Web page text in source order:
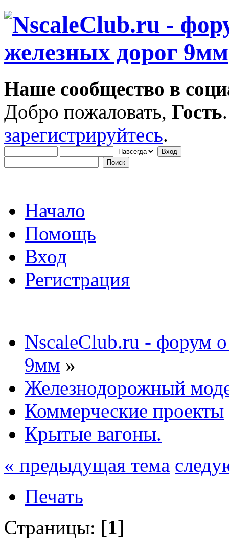
Наше сообщество в
Добро пожаловать, Гость
зарегистрируйтесь.
Начало
Помощь
Вход
Регистрация
NscaleClub.ru - форум
9мм »
Железнодорожный
Коммерческие проекты
Крытые вагоны.
« предыдущая тема
Печать
Страницы: [1]